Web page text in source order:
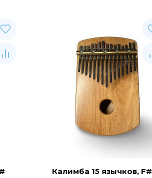
Калимба 15 язычков, F#